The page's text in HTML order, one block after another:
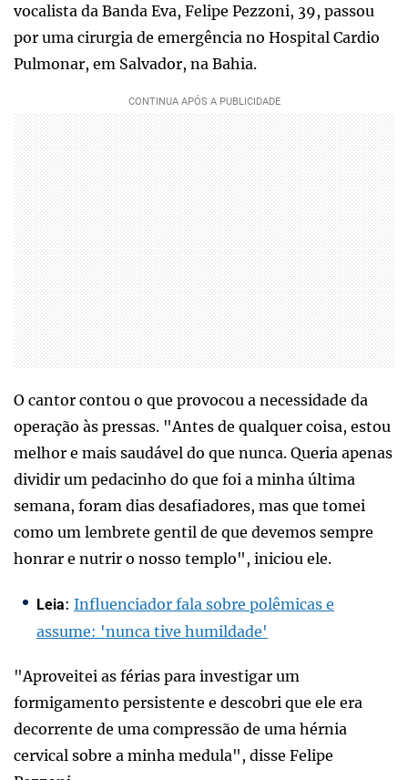
vocalista da Banda Eva, Felipe Pezzoni, 39, passou
por uma cirurgia de emergência no Hospital Cardio
Pulmonar, em Salvador, na Bahia.
O cantor contou o que provocou a necessidade da
operação às pressas. "Antes de qualquer coisa, estou
melhor e mais saudável do que nunca. Queria apenas
dividir um pedacinho do que foi a minha última
semana, foram dias desafiadores, mas que tomei
como um lembrete gentil de que devemos sempre
honrar e nutrir o nosso templo", iniciou ele.
Leia: Influenciador fala sobre polêmicas e
assume: 'nunca tive humildade'
"Aproveitei as férias para investigar um
formigamento persistente e descobri que ele era
decorrente de uma compressão de uma hérnia
cervical sobre a minha medula", disse Felipe